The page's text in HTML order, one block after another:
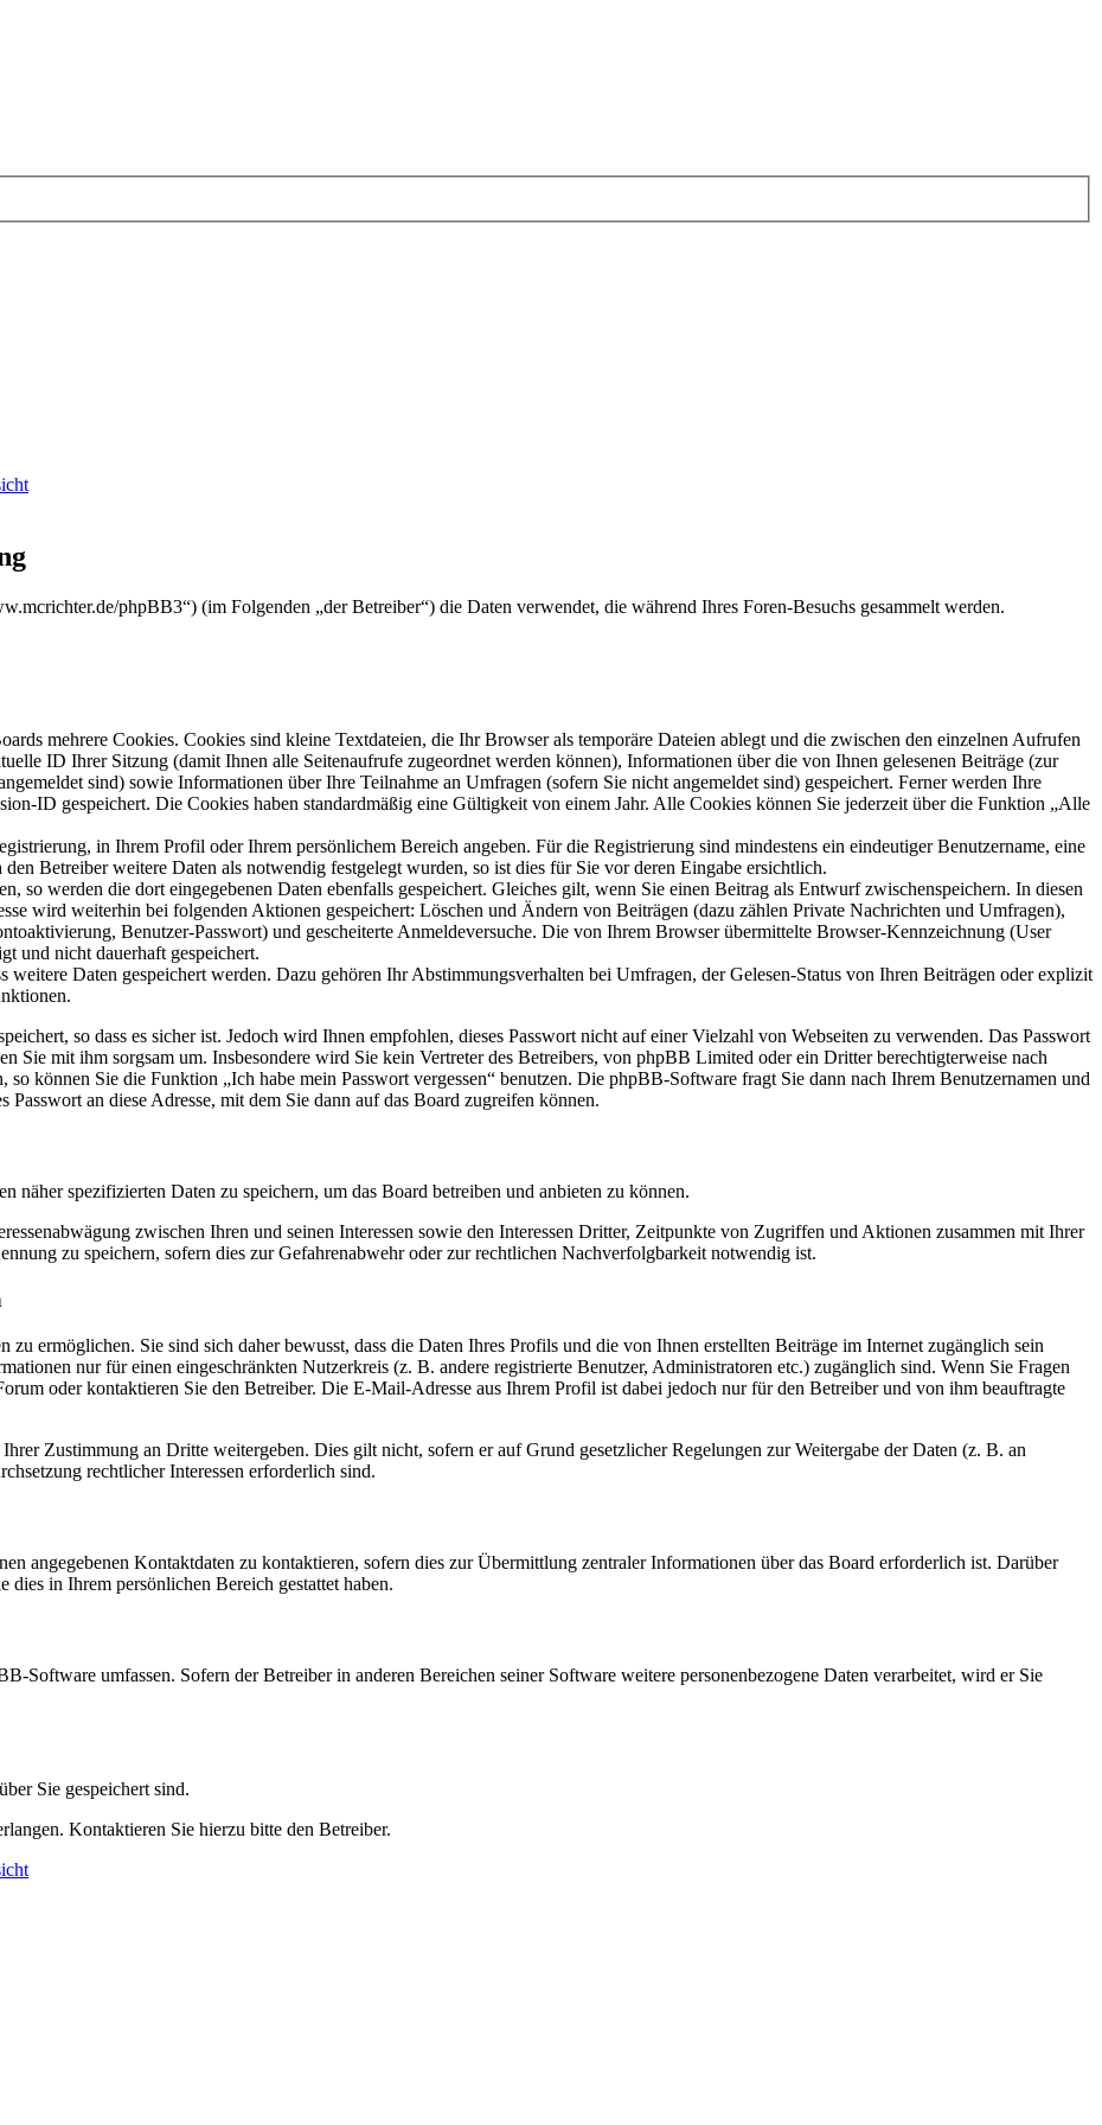
phpBB3“) (im Folgenden „der Betreiber“) die Daten verwendet, die während Ihres Foren-Besuchs gesammelt werden.
mehrere Cookies. Cookies sind kleine Textdateien, die Ihr Browser als temporäre Dateien ablegt und die zwischen den einzelnen Aufrufen
ID Ihrer Sitzung (damit Ihnen alle Seitenaufrufe zugeordnet werden können), Informationen über die von Ihnen gelesenen Beiträge (zur
sind) sowie Informationen über Ihre Teilnahme an Umfragen (sofern Sie nicht angemeldet sind) gespeichert. Ferner werden Ihre
ID gespeichert. Die Cookies haben standardmäßig eine Gültigkeit von einem Jahr. Alle Cookies können Sie jederzeit über die Funktion „Alle
in Ihrem Profil oder Ihrem persönlichem Bereich angeben. Für die Registrierung sind mindestens ein eindeutiger Benutzername, eine
Betreiber weitere Daten als notwendig festgelegt wurden, so ist dies für Sie vor deren Eingabe ersichtlich.
so werden die dort eingegebenen Daten ebenfalls gespeichert. Gleiches gilt, wenn Sie einen Beitrag als Entwurf zwischenspeichern. In diesen
wird weiterhin bei folgenden Aktionen gespeichert: Löschen und Ändern von Beiträgen (dazu zählen Private Nachrichten und Umfragen),
Benutzer-Passwort) und gescheiterte Anmeldeversuche. Die von Ihrem Browser übermittelte Browser-Kennzeichnung (User
und nicht dauerhaft gespeichert.
weitere Daten gespeichert werden. Dazu gehören Ihr Abstimmungsverhalten bei Umfragen, der Gelesen-Status von Ihren Beiträgen oder explizit
so dass es sicher ist. Jedoch wird Ihnen empfohlen, dieses Passwort nicht auf einer Vielzahl von Webseiten zu verwenden. Das Passwort
Sie mit ihm sorgsam um. Insbesondere wird Sie kein Vertreter des Betreibers, von phpBB Limited oder ein Dritter berechtigterweise nach
so können Sie die Funktion „Ich habe mein Passwort vergessen“ benutzen. Die phpBB-Software fragt Sie dann nach Ihrem Benutzernamen und
an diese Adresse, mit dem Sie dann auf das Board zugreifen können.
näher spezifizierten Daten zu speichern, um das Board betreiben und anbieten zu können.
zwischen Ihren und seinen Interessen sowie den Interessen Dritter, Zeitpunkte von Zugriffen und Aktionen zusammen mit Ihrer
zu speichern, sofern dies zur Gefahrenabwehr oder zur rechtlichen Nachverfolgbarkeit notwendig ist.
zu ermöglichen. Sie sind sich daher bewusst, dass die Daten Ihres Profils und die von Ihnen erstellten Beiträge im Internet zugänglich sein
nur für einen eingeschränkten Nutzerkreis (z. B. andere registrierte Benutzer, Administratoren etc.) zugänglich sind. Wenn Sie Fragen
oder kontaktieren Sie den Betreiber. Die E-Mail-Adresse aus Ihrem Profil ist dabei jedoch nur für den Betreiber und von ihm beauftragte
Zustimmung an Dritte weitergeben. Dies gilt nicht, sofern er auf Grund gesetzlicher Regelungen zur Weitergabe der Daten (z. B. an
rechtlicher Interessen erforderlich sind.
angegebenen Kontaktdaten zu kontaktieren, sofern dies zur Übermittlung zentraler Informationen über das Board erforderlich ist. Darüber
dies in Ihrem persönlichen Bereich gestattet haben.
Software umfassen. Sofern der Betreiber in anderen Bereichen seiner Software weitere personenbezogene Daten verarbeitet, wird er Sie
Sie gespeichert sind.
Kontaktieren Sie hierzu bitte den Betreiber.